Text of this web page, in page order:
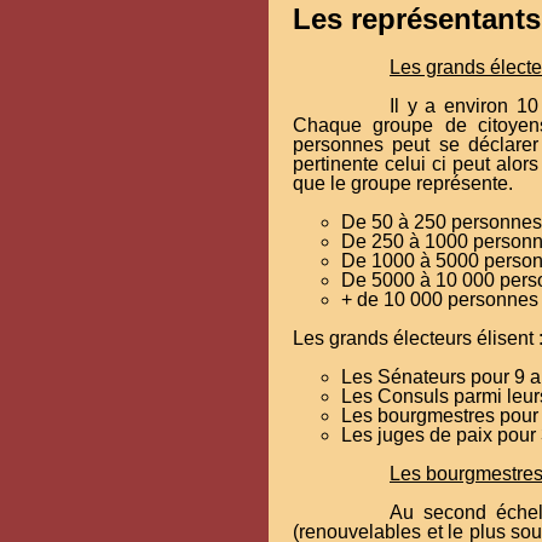
Les
Les grands
Il y a environ
Chaque groupe de
personnes peut se
pertinente celui ci peut
que le groupe représente.
De 50 à 250
De 250 à 1000
De 1000 à 5000
De 5000 à 10 000
+ de 10 000
Les grands électeurs élisent :
Les Sénateurs pour 9
Les Consuls parmi
Les bourgmestres
Les juges de paix pour
Les
Au second
(renouvelables et le plus